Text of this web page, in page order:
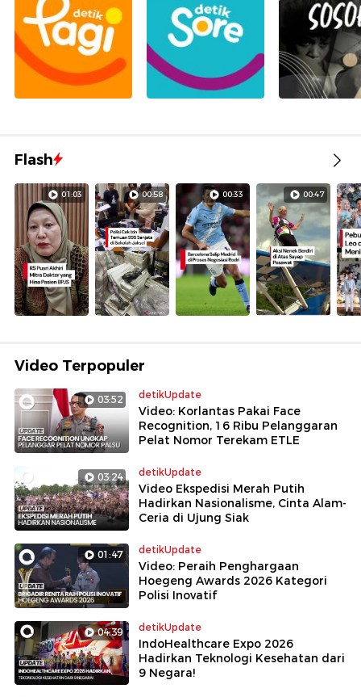
Flash
01:03 00:58 00:33 00:47
Video Terpopuler
03:52 detikUpdate
Video: Korlantas Pakai Face
Recognition, 16 Ribu Pelanggaran
Pelat Nomor Terekam ETLE
03:24 detikUpdate
Video Ekspedisi Merah Putih
Hadirkan Nasionalisme, Cinta Alam-
Ceria di Ujung Siak
01:47 detikUpdate
Video: Peraih Penghargaan
Hoegeng Awards 2026 Kategori
Polisi Inovatif
04:39 detikUpdate
IndoHealthcare Expo 2026
Hadirkan Teknologi Kesehatan dari
9 Negara!